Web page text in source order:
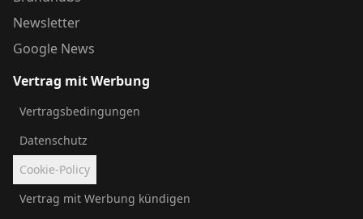
Newsletter
Google News
Vertrag mit Werbung
Vertragsbedingungen
Datenschutz
Cookie-Policy
Vertrag mit Werbung kündigen